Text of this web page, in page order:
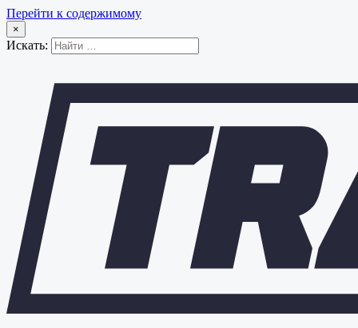
Перейти к содержимому
×
Искать: